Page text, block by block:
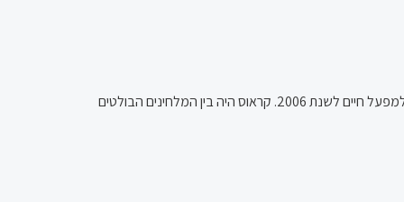
– 17 בפברואר 2013) היה זמר-יוצר, מוזיקאי, פזמונאי, מלחין ושחקן קולנוע ישראלי, מחלוצי הרוק הישראלי וחתן "פרס שר החינוך" למפעל חיים לשנת 2006. קראוס היה בין המלחינים הבולטים